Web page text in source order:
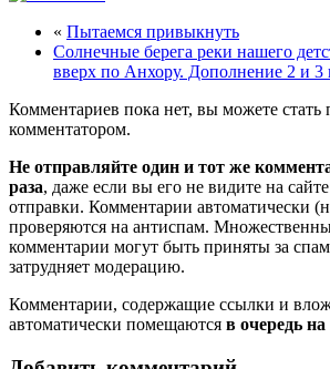
« Пытаемся привыкнуть
Солнечные берега реки нашего
вверх по Анхору. Дополнение 2 и 3
Комментариев пока нет, вы можете стать
комментатором.
Не отправляйте один и тот же
раза, даже если вы его не видите на
отправки. Комментарии автоматически
проверяются на антиспам.
комментарии могут быть приняты за
затрудняет модерацию.
Комментарии, содержащие ссылки и
автоматически помещаются в очередь